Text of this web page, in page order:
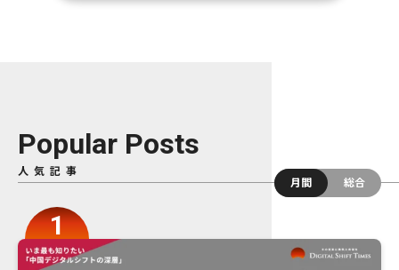
Popular Posts
人気記事
月間
総合